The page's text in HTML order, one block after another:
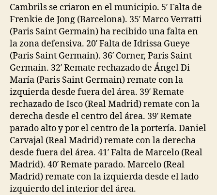
Cambrils se criaron en el municipio. 5′ Falta de
Frenkie de Jong (Barcelona). 35′ Marco Verratti
(Paris Saint Germain) ha recibido una falta en
la zona defensiva. 20′ Falta de Idrissa Gueye
(Paris Saint Germain). 36′ Corner, Paris Saint
Germain. 32′ Remate rechazado de Ángel Di
María (Paris Saint Germain) remate con la
izquierda desde fuera del área. 39′ Remate
rechazado de Isco (Real Madrid) remate con la
derecha desde el centro del área. 39′ Remate
parado alto y por el centro de la portería. Daniel
Carvajal (Real Madrid) remate con la derecha
desde fuera del área. 41′ Falta de Marcelo (Real
Madrid). 40′ Remate parado. Marcelo (Real
Madrid) remate con la izquierda desde el lado
izquierdo del interior del área.